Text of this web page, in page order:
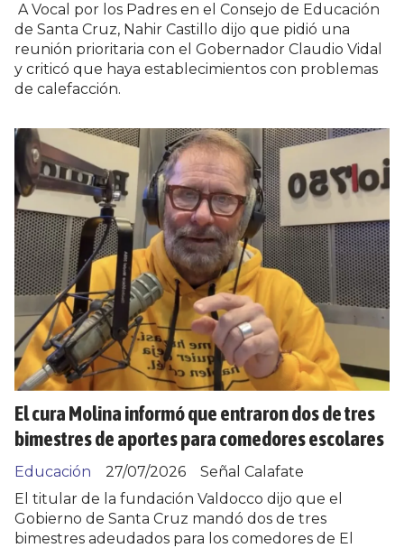
A Vocal por los Padres en el Consejo de Educación
de Santa Cruz, Nahir Castillo dijo que pidió una
reunión prioritaria con el Gobernador Claudio Vidal
y criticó que haya establecimientos con problemas
de calefacción.
El cura Molina informó que entraron dos de tres
bimestres de aportes para comedores escolares
Señal Calafate
Educación
27/07/2026
El titular de la fundación Valdocco dijo que el
Gobierno de Santa Cruz mandó dos de tres
bimestres adeudados para los comedores de El